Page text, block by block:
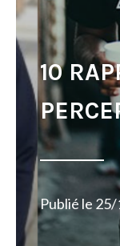
10
Publié le 25/